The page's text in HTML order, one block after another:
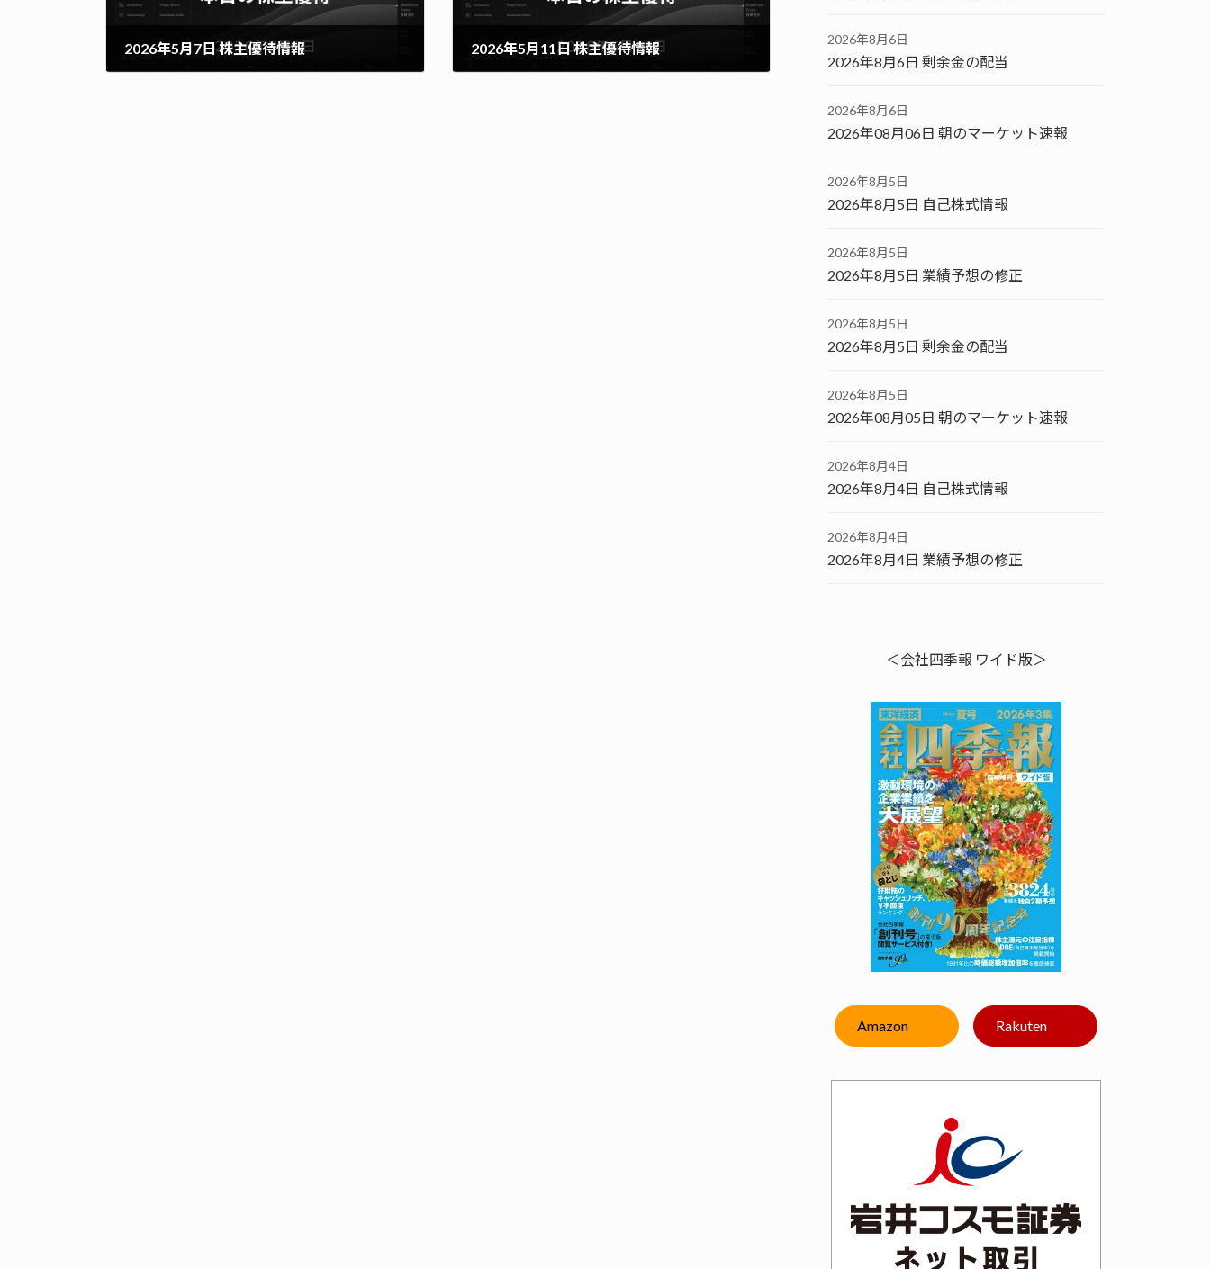
2026年5月7日 株主優待情報 2026年5月11日 株主優待情報
2026年8月6日
2026年8月6日 剰余金の配当
2026年8月6日
2026年08月06日 朝のマーケット速報
2026年8月5日
2026年8月5日 自己株式情報
2026年8月5日
2026年8月5日 業績予想の修正
2026年8月5日
2026年8月5日 剰余金の配当
2026年8月5日
2026年08月05日 朝のマーケット速報
2026年8月4日
2026年8月4日 自己株式情報
2026年8月4日
2026年8月4日 業績予想の修正
＜会社四季報 ワイド版＞
Amazon Rakuten